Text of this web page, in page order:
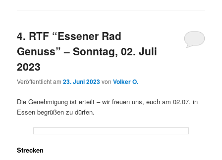
4. RTF “Essener Rad
Genuss” – Sonntag, 02. Juli
2023
Veröffentlicht am23. Juni 2023vonVolker O.
Die Genehmigung ist erteilt – wir freuen uns, euch am 02.07. in
Essen begrüßen zu dürfen.
Strecken